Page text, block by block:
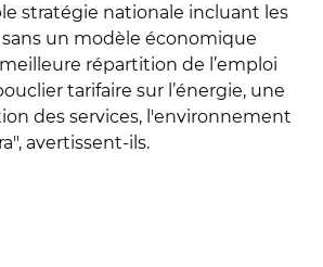
stratégie nationale incluant les
un modèle économique
répartition de l’emploi
tarifaire sur l’énergie, une
des services, l'environnement
avertissent-ils.